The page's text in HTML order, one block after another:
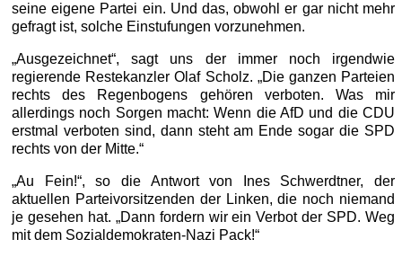
seine eigene Partei ein. Und das, obwohl er gar nicht mehr
gefragt ist, solche Einstufungen vorzunehmen.
„Ausgezeichnet“, sagt uns der immer noch irgendwie
regierende Restekanzler Olaf Scholz. „Die ganzen Parteien
rechts des Regenbogens gehören verboten. Was mir
allerdings noch Sorgen macht: Wenn die AfD und die CDU
erstmal verboten sind, dann steht am Ende sogar die SPD
rechts von der Mitte.“
„Au Fein!“, so die Antwort von Ines Schwerdtner, der
aktuellen Parteivorsitzenden der Linken, die noch niemand
je gesehen hat. „Dann fordern wir ein Verbot der SPD. Weg
mit dem Sozialdemokraten-Nazi Pack!“